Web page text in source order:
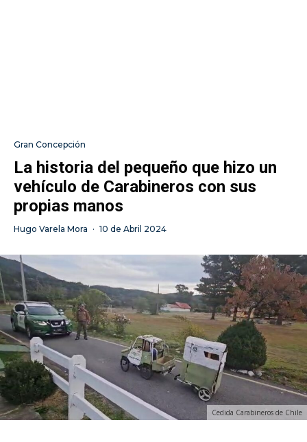
Gran Concepción
La historia del pequeño que hizo un
vehículo de Carabineros con sus
propias manos
Hugo Varela Mora · 10 de Abril 2024
Cedida Carabineros de Chile